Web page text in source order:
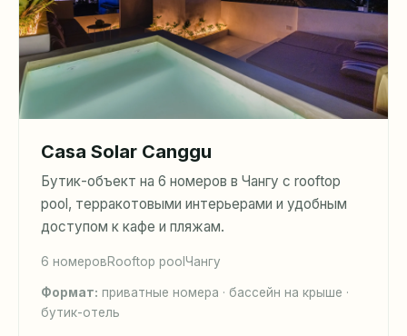
Casa Solar Canggu
Бутик-объект на 6 номеров в Чангу с rooftop
pool, терракотовыми интерьерами и удобным
доступом к кафе и пляжам.
6 номеровRooftop pool Чангу
Формат: приватные номера · бассейн на крыше ·
бутик-отель